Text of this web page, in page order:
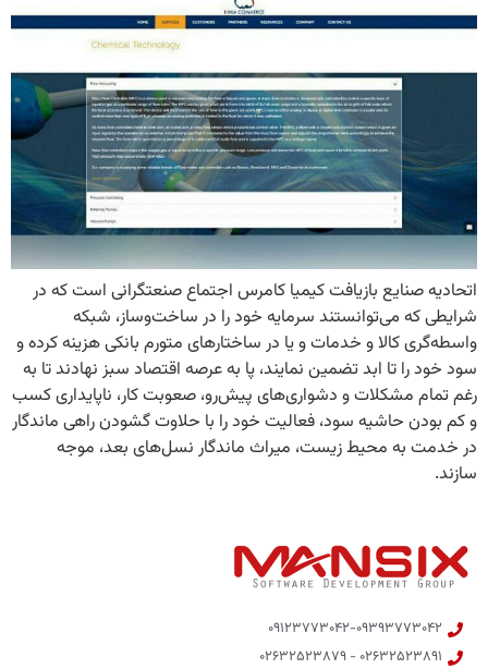
اتحادیه صنایع بازیافت کیمیا کامرس اجتماع صنعتگرانی است که در
شرایطی که می‌توانستند سرمایه خود را در ساخت‌وساز، شبکه
واسطه‌گری کالا و خدمات و یا در ساختارهای متورم بانکی هزینه کرده و
سود خود را تا ابد تضمین نمایند، پا به عرصه اقتصاد سبز نهادند تا به
رغم تمام مشکلات و دشواری‌های پیش‌رو، صعوبت کار، ناپایداری کسب
و کم بودن حاشیه سود، فعالیت خود را با حلاوت گشودن راهی ماندگار
در خدمت به محیط زیست،‌ میراث ماندگار نسل‌های بعد، موجه
سازند.
۰۹۱۲۳۷۷۳۰۴۲-۰۹۳۹۳۷۷۳۰۴۲
۰۲۶۳۲۵۲۳۸۹۱ - ۰۲۶۳۲۵۲۳۸۷۹